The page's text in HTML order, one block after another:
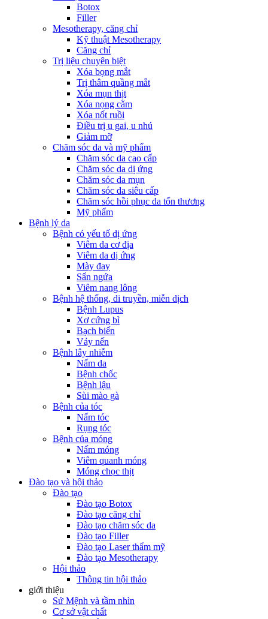
Botox
Filler
Mesotherapy, căng chỉ
Kỹ thuật Mesotherapy
Căng chỉ
Trị liệu chuyên biệt
Xóa bọng mắt
Trị thâm quầng mắt
Xóa mụn thịt
Xóa nọng cằm
Xóa nốt ruồi
Điều trị u gai, u nhú
Giảm mỡ
Chăm sóc da và mỹ phẩm
Chăm sóc da cao cấp
Chăm sóc da dị ứng
Chăm sóc da mụn
Chăm sóc da siêu cấp
Chăm sóc hồi phục da tổn thương
Mỹ phẩm
Bệnh lý da
Bệnh có yếu tố dị ứng
Viêm da cơ địa
Viêm da dị ứng
Mày đay
Sẩn ngứa
Viêm nang lông
Bệnh hệ thống, di truyền, miễn dịch
Bệnh Lupus
Xơ cứng bì
Bạch biến
Vảy nến
Bệnh lây nhiễm
Nấm da
Bệnh chốc
Bệnh lậu
Sùi mào gà
Bệnh của tóc
Nấm tóc
Rụng tóc
Bệnh của móng
Nấm móng
Viêm quanh móng
Móng chọc thịt
Đào tạo và hội thảo
Đào tạo
Đào tạo Botox
Đào tạo căng chỉ
Đào tạo chăm sóc da
Đào tạo Filler
Đào tạo Laser thẩm mỹ
Đào tạo Mesotherapy
Hội thảo
Thông tin hội thảo
giới thiệu
Sứ Mệnh và tầm nhìn
Cơ sở vật chất